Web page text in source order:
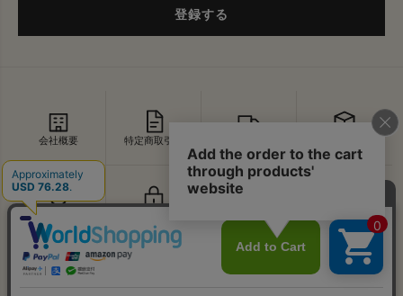
登録する
会社概要 特定商取引法
セキュリティ お問い合わせ
↑